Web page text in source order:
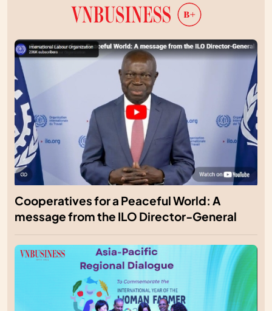
Cooperatives for a Peaceful World: A
message from the ILO Director-General